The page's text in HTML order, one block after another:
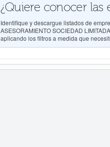
¿Quiere conocer las
Identifique y descargue listados de
ASESORAMIENTO SOCIEDAD
aplicando los filtros a medida que